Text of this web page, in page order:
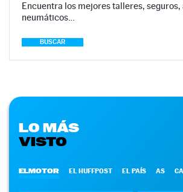
Encuentra los mejores talleres, seguros,
neumáticos…
BUSCAR
LO MÁS
VISTO
ELMOTOR EL HUFFPOST EL PAÍS AS